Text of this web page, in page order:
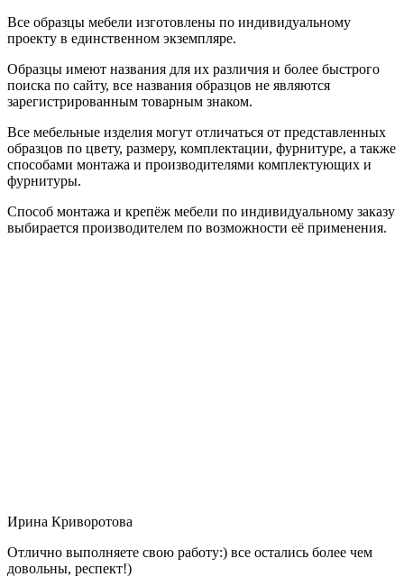
Все образцы мебели изготовлены по индивидуальному
проекту в единственном экземпляре.
Образцы имеют названия для их различия и более быстрого
поиска по сайту, все названия образцов не являются
зарегистрированным товарным знаком.
Все мебельные изделия могут отличаться от представленных
образцов по цвету, размеру, комплектации, фурнитуре, а также
способами монтажа и производителями комплектующих и
фурнитуры.
Способ монтажа и крепёж мебели по индивидуальному заказу
выбирается производителем по возможности её применения.
Ирина Криворотова
Отлично выполняете свою работу:) все остались более чем
довольны, респект!)